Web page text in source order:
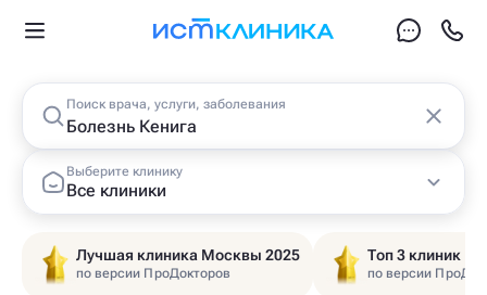
Поиск врача, услуги, заболевания
Выберите клинику
Все клиники
Лучшая клиника Москвы 2025
по версии ПроДокторов
Топ 3 клиник
по версии